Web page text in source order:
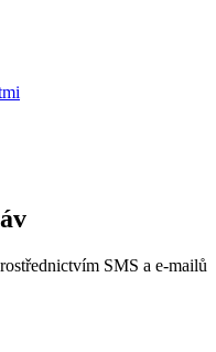
SMS a e-mailů